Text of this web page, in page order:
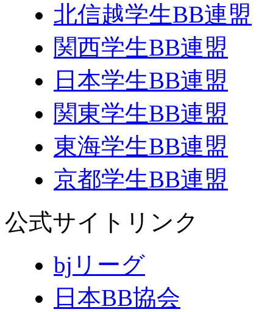
北信越学生BB連盟
関西学生BB連盟
日本学生BB連盟
関東学生BB連盟
東海学生BB連盟
京都学生BB連盟
公式サイトリンク
bjリーグ
日本BB協会